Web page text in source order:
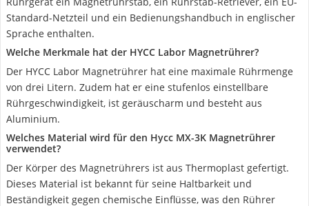
Standard-Netzteil und ein Bedienungshandbuch in englischer
Sprache enthalten.
Welche Merkmale hat der HYCC Labor Magnetrührer?
Der HYCC Labor Magnetrührer hat eine maximale Rührmenge
von drei Litern. Zudem hat er eine stufenlos einstellbare
Rührgeschwindigkeit, ist geräuscharm und besteht aus
Aluminium.
Welches Material wird für den Hycc MX-3K Magnetrührer
verwendet?
Der Körper des Magnetrührers ist aus Thermoplast gefertigt.
Dieses Material ist bekannt für seine Haltbarkeit und
Beständigkeit gegen chemische Einflüsse, was den Rührer